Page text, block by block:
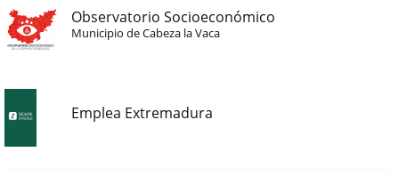
Observatorio Socioeconómico
Municipio de Cabeza la Vaca
Emplea Extremadura